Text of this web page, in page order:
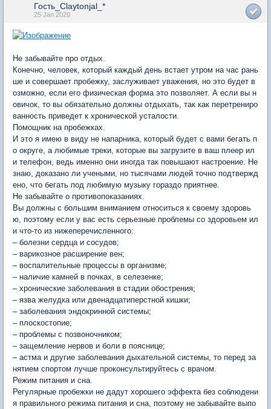
Гость_Claytonjal_*
25 Jan 2020
Не забывайте про отдых.
Конечно, человек, который каждый день встает утром на час рань
ше и совершает пробежку, заслуживает уважения, но это будет в
озможно, если его физическая форма это позволяет. А если вы н
овичок, то вы обязательно должны отдыхать, так как перетрениро
ванность приведет к хронической усталости.
Помощник на пробежках.
И это я имею в виду не напарника, который будет с вами бегать п
о округе, а любимые треки, которые вы загрузите в ваш плеер ил
и телефон, ведь именно они иногда так повышают настроение. Не
знаю, доказано ли учеными, но тысячами людей точно подтвержд
ено, что бегать под любимую музыку гораздо приятнее.
Не забывайте о противопоказаниях.
Вы должны с большим вниманием относиться к своему здоровь
ю, поэтому если у вас есть серьезные проблемы со здоровьем ил
и что-то из нижеперечисленного:
– болезни сердца и сосудов;
– варикозное расширение вен;
– воспалительные процессы в организме;
– наличие камней в почках, в селезенке;
– хронические заболевания в стадии обострения;
– язва желудка или двенадцатиперстной кишки;
– заболевания эндокринной системы;
– плоскостопие;
– проблемы с позвоночником;
– защемление нервов и боли в пояснице;
– астма и другие заболевания дыхательной системы, то перед за
нятием спортом лучше проконсультируйтесь с врачом.
Режим питания и сна.
Регулярные пробежки не дадут хорошего эффекта без соблюдени
я правильного режима питания и сна, поэтому не забывайте выпо